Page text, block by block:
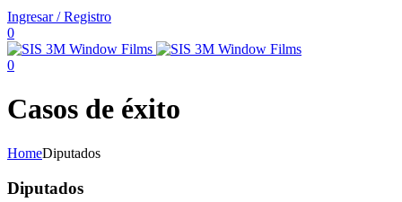
Ingresar / Registro
0
0
Casos de éxito
HomeDiputados
Diputados